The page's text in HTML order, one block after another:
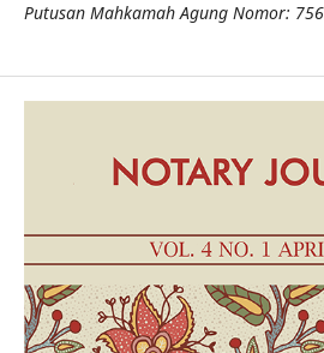
Putusan Mahkamah Agung Nomor: